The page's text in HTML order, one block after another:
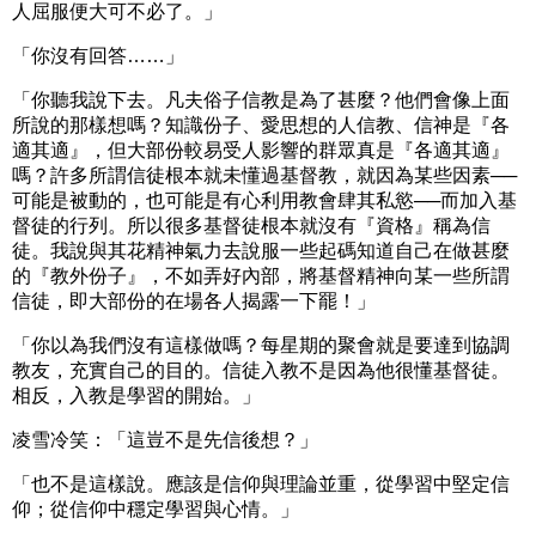
人屈服便大可不必了。」
「你沒有回答……」
「你聽我說下去。凡夫俗子信教是為了甚麼？他們會像上面
所說的那樣想嗎？知識份子、愛思想的人信教、信神是『各
適其適』，但大部份較易受人影響的群眾真是『各適其適』
嗎？許多所謂信徒根本就未懂過基督教，就因為某些因素──
可能是被動的，也可能是有心利用教會肆其私慾──而加入基
督徒的行列。所以很多基督徒根本就沒有『資格』稱為信
徒。我說與其花精神氣力去說服一些起碼知道自己在做甚麼
的『教外份子』，不如弄好內部，將基督精神向某一些所謂
信徒，即大部份的在場各人揭露一下罷！」
「你以為我們沒有這樣做嗎？每星期的聚會就是要達到協調
教友，充實自己的目的。信徒入教不是因為他很懂基督徒。
相反，入教是學習的開始。」
凌雪冷笑：「這豈不是先信後想？」
「也不是這樣說。應該是信仰與理論並重，從學習中堅定信
仰；從信仰中穩定學習與心情。」